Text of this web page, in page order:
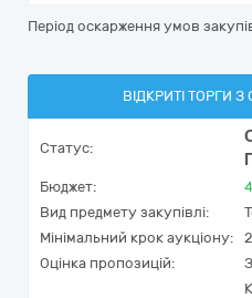
Період оскарження умов
ВІДКРИТІ ТОРГИ
Статус:
Бюджет:
Вид предмету закупівлі:
Мінімальний крок аукціону:
Оцінка пропозицій: